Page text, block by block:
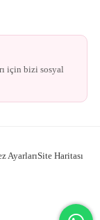
için bizi sosyal
AyarlarıSite Haritası